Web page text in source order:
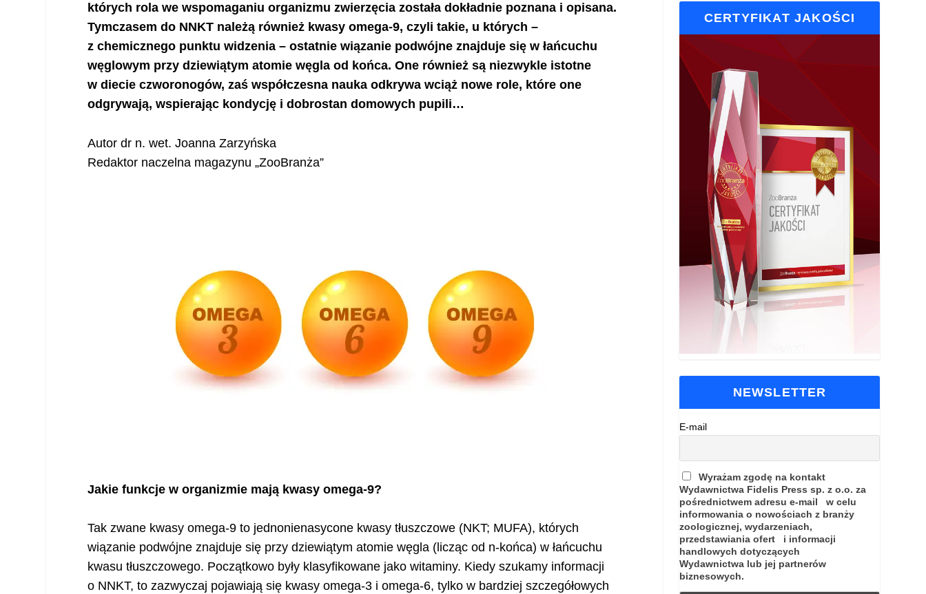
których rola we wspomaganiu organizmu zwierzęcia została dokładnie poznana i opisana.
Tymczasem do NNKT należą również kwasy omega-9, czyli takie, u których –
z chemicznego punktu widzenia – ostatnie wiązanie podwójne znajduje się w łańcuchu
węglowym przy dziewiątym atomie węgla od końca. One również są niezwykle istotne
w diecie czworonogów, zaś współczesna nauka odkrywa wciąż nowe role, które one
odgrywają, wspierając kondycję i dobrostan domowych pupili…
Autor dr n. wet. Joanna Zarzyńska
Redaktor naczelna magazynu „ZooBranża”
Jakie funkcje w organizmie mają kwasy omega-9?
Tak zwane kwasy omega-9 to jednonienasycone kwasy tłuszczowe (NKT; MUFA), których
wiązanie podwójne znajduje się przy dziewiątym atomie węgla (licząc od n-końca) w łańcuchu
kwasu tłuszczowego. Początkowo były klasyfikowane jako witaminy. Kiedy szukamy informacji
o NNKT, to zazwyczaj pojawiają się kwasy omega-3 i omega-6, tylko w bardziej szczegółowych
CERTYFIKAT JAKOŚCI
NEWSLETTER
E-mail
Wyrażam zgodę na kontakt
Wydawnictwa Fidelis Press sp. z o.o. za
pośrednictwem adresu e-mail w celu
informowania o nowościach z branży
zoologicznej, wydarzeniach,
przedstawiania ofert i informacji
handlowych dotyczących
Wydawnictwa lub jej partnerów
biznesowych.